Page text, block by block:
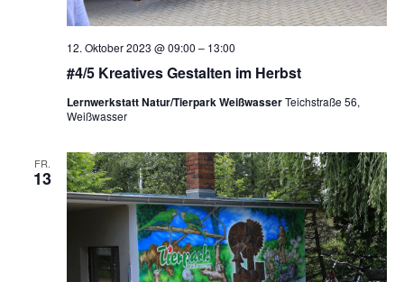
#4/5 Kreatives Gestalten im Herbst
12. Oktober 2023 @ 09:00 – 13:00
Lernwerkstatt Natur/Tierpark WeißwasserTeichstraße 56,
Weißwasser
FR.
13